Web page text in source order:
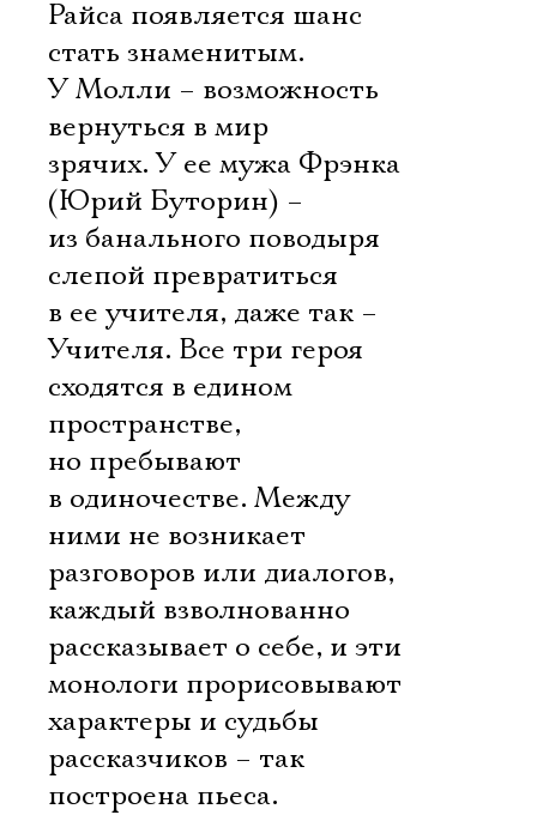
Райса появляется шанс
стать знаменитым.
У Молли – возможность
вернуться в мир
зрячих. У ее мужа Фрэнка
(Юрий Буторин) –
из банального поводыря
слепой превратиться
в ее учителя, даже так –
Учителя. Все три героя
сходятся в едином
пространстве,
но пребывают
в одиночестве. Между
ними не возникает
разговоров или диалогов,
каждый взволнованно
рассказывает о себе, и эти
монологи прорисовывают
характеры и судьбы
рассказчиков – так
построена пьеса.